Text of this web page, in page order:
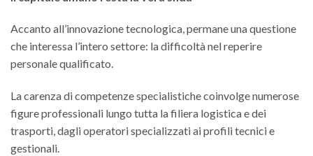
Accanto all’innovazione tecnologica, permane una questione
che interessa l’intero settore: la difficoltà nel reperire
personale qualificato.
La carenza di competenze specialistiche coinvolge numerose
figure professionali lungo tutta la filiera logistica e dei
trasporti, dagli operatori specializzati ai profili tecnici e
gestionali.